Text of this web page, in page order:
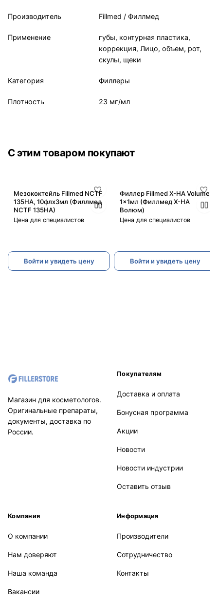
Производитель Fillmed / Филлмед
Применение
губы, контурная пластика,
коррекция, Лицо, объем, рот,
скулы, щеки
Категория Филлеры
Плотность 23 мг/мл
С этим товаром покупают
Мезококтейль Fillmed NCTF
135HA, 10флx3мл (Филлмед
NCTF 135HA)
Цена для специалистов
Войти и увидеть цену
Филлер Fillmed X-HA Volume
1x1мл (Филлмед X-HA
Волюм)
Цена для специалистов
Войти и увидеть цену
Магазин для косметологов.
Оригинальные препараты,
документы, доставка по
России.
Покупателям
Доставка и оплата
Бонусная программа
Акции
Новости
Новости индустрии
Оставить отзыв
Компания
О компании
Нам доверяют
Наша команда
Вакансии
Информация
Производители
Сотрудничество
Контакты